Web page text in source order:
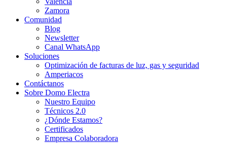
Zamora
Comunidad
Blog
Newsletter
Canal WhatsApp
Soluciones
Optimización de facturas de luz, gas y seguridad
Amperiacos
Contáctanos
Sobre Domo Electra
Nuestro Equipo
Técnicos 2.0
¿Dónde Estamos?
Certificados
Empresa Colaboradora